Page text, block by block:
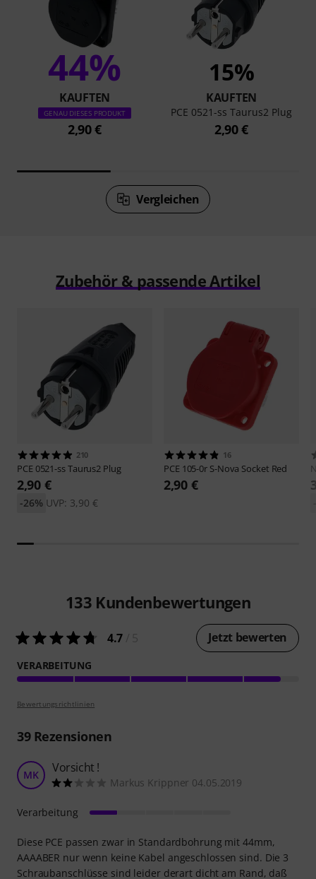
44%
KAUFTEN
GENAU DIESES PRODUKT
2,90 €
15%
KAUFTEN
PCE 0521-ss Taurus2 Plug
2,90 €
Vergleichen
Zubehör & passende Artikel
210
PCE 0521-ss Taurus2 Plug
2,90 €
UVP: 3,90 €
-26%
16
PCE 105-0r S-Nova Socket Red
2,90 €
133 Kundenbewertungen
4.7 Jetzt bewerten
VERARBEITUNG
Bewertungsrichtlinien
39Rezensionen
MK Vorsicht !
Markus Krippner 04.05.2019
Diese PCE passen zwar in Standardbohrung mit 44mm,
AAAABER nur wenn keine Kabel angeschlossen sind. Die 3
Schraubanschlüsse sind leider derart dicht am Rand, daß
Verarbeitung